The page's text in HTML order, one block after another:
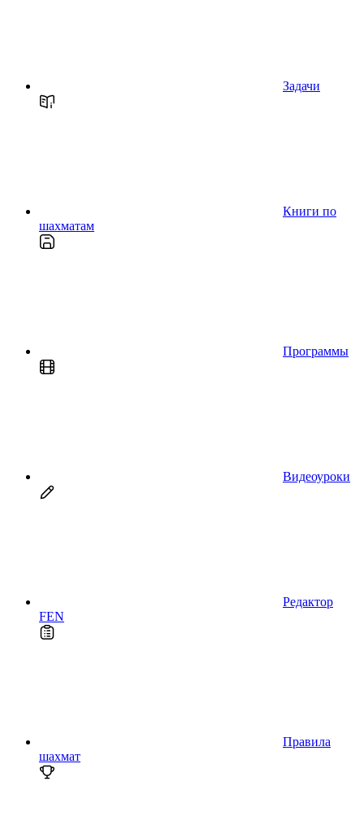
Задачи
Книги по
шахматам
Программы
Видеоуроки
Редактор
FEN
Правила
шахмат